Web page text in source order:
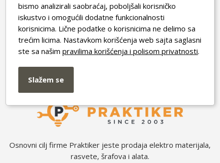
PRAKTIKER
Cara Dušana 8, Nova Pazova
info@elektrowebshop.rs
062 267 147
Osnovni cilj firme Praktiker jeste prodaja elektro materijala,
rasvete, šrafova i alata.
bismo analizirali saobraćaj, poboljšali korisničko
iskustvo i omogućili dodatne funkcionalnosti
korisnicima. Lične podatke o korisnicima ne delimo sa
trećim licima. Nastavkom korišćenja web sajta saglasni
ste sa našimpravilima korišćenja i polisom privatnosti.
Slažem se